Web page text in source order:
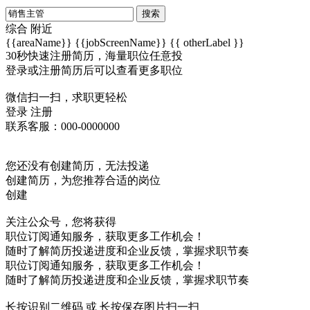
搜索
综合 附近
{{areaName}} {{jobScreenName}} {{ otherLabel }}
30秒快速注册简历，海量职位任意投
登录或注册简历后可以查看更多职位
微信扫一扫，求职更轻松
登录 注册
联系客服：000-0000000
您还没有创建简历，无法投递
创建简历，为您推荐合适的岗位
创建
关注公众号，您将获得
职位订阅通知服务，获取更多工作机会！
随时了解简历投递进度和企业反馈，掌握求职节奏
职位订阅通知服务，获取更多工作机会！
随时了解简历投递进度和企业反馈，掌握求职节奏
长按识别二维码 或 长按保存图片扫一扫